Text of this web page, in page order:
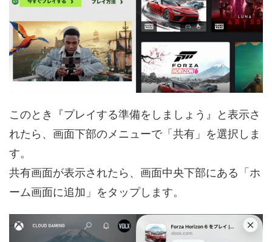
このとき『プレイする準備をしましょう』と表示さ
れたら、画面下部のメニューで「共有」を選択しま
す。
共有画面が表示されたら、画面中央下部にある「ホ
ーム画面に追加」をタップします。